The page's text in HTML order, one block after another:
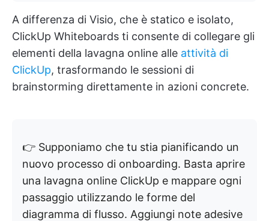
A differenza di Visio, che è statico e isolato,
ClickUp Whiteboards ti consente di collegare gli
elementi della lavagna online alle attività di
ClickUp, trasformando le sessioni di
brainstorming direttamente in azioni concrete.
👉 Supponiamo che tu stia pianificando un
nuovo processo di onboarding. Basta aprire
una lavagna online ClickUp e mappare ogni
passaggio utilizzando le forme del
diagramma di flusso. Aggiungi note adesive